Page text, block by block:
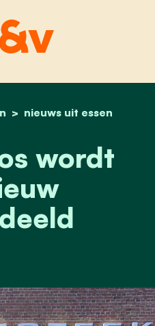
homenieuws uit essen
gele doos wordt
wordt